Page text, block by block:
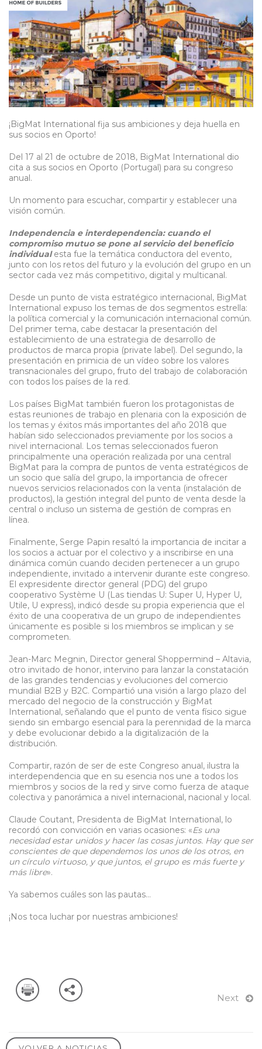
NOTICIAS
¡BigMat International fija sus ambiciones y deja huella en
sus socios en Oporto!
Del 17 al 21 de octubre de 2018, BigMat International dio
cita a sus socios en Oporto (Portugal) para su congreso
anual.
Un momento para escuchar, compartir y establecer una
visión común.
Independencia e interdependencia: cuando el
compromiso mutuo se pone al servicio del beneficio
individualesta fue la temática conductora del evento,
junto con los retos del futuro y la evolución del grupo en un
sector cada vez más competitivo, digital y multicanal.
Desde un punto de vista estratégico internacional, BigMat
International expuso los temas de dos segmentos estrella:
la política comercial y la comunicación internacional común.
Del primer tema, cabe destacar la presentación del
establecimiento de una estrategia de desarrollo de
productos de marca propia (private label). Del segundo, la
presentación en primicia de un vídeo sobre los valores
transnacionales del grupo, fruto del trabajo de colaboración
con todos los países de la red.
Los países BigMat también fueron los protagonistas de
estas reuniones de trabajo en plenaria con la exposición de
los temas y éxitos más importantes del año 2018 que
habían sido seleccionados previamente por los socios a
nivel internacional. Los temas seleccionados fueron
principalmente una operación realizada por una central
BigMat para la compra de puntos de venta estratégicos de
un socio que salía del grupo, la importancia de ofrecer
nuevos servicios relacionados con la venta (instalación de
productos), la gestión integral del punto de venta desde la
central o incluso un sistema de gestión de compras en
línea.
Finalmente, Serge Papin resaltó la importancia de incitar a
los socios a actuar por el colectivo y a inscribirse en una
dinámica común cuando deciden pertenecer a un grupo
independiente, invitado a intervenir durante este congreso.
El expresidente director general (PDG) del grupo
cooperativo Système U (Las tiendas U: Super U, Hyper U,
Utile, U express), indicó desde su propia experiencia que el
éxito de una cooperativa de un grupo de independientes
únicamente es posible si los miembros se implican y se
comprometen.
Jean-Marc Megnin, Director general Shoppermind – Altavia,
otro invitado de honor, intervino para lanzar la constatación
de las grandes tendencias y evoluciones del comercio
mundial B2B y B2C. Compartió una visión a largo plazo del
mercado del negocio de la construcción y BigMat
International, señalando que el punto de venta físico sigue
siendo sin embargo esencial para la perennidad de la marca
y debe evolucionar debido a la digitalización de la
distribución.
Compartir, razón de ser de este Congreso anual, ilustra la
interdependencia que en su esencia nos une a todos los
miembros y socios de la red y sirve como fuerza de ataque
colectiva y panorámica a nivel internacional, nacional y local.
Claude Coutant, Presidenta de BigMat International, lo
recordó con convicción en varias ocasiones: «Es una
necesidad estar unidos y hacer las cosas juntos. Hay que ser
conscientes de que dependemos los unos de los otros, en
un círculo virtuoso, y que juntos, el grupo es más fuerte y
más libre».
Ya sabemos cuáles son las pautas…
¡Nos toca luchar por nuestras ambiciones!
Next